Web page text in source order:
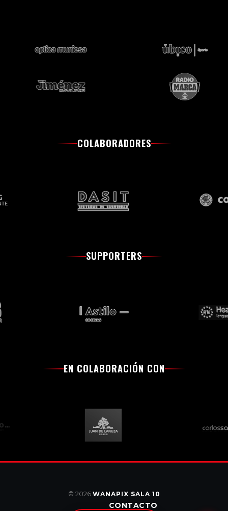
COLABORADORES
SUPPORTERS
EN COLABORACIÓN CON
© 2026 WANAPIX SALA 10
CONTACTO